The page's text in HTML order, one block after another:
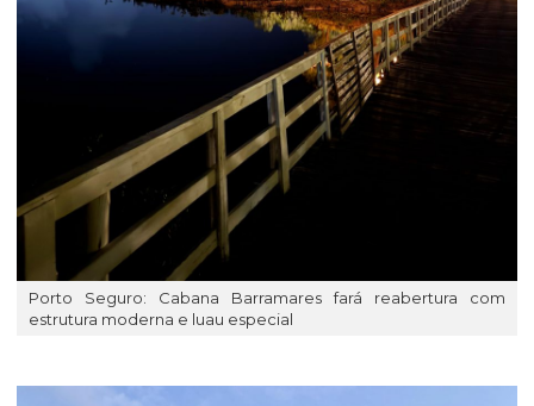
Porto Seguro: Cabana Barramares fará reabertura com
estrutura moderna e luau especial